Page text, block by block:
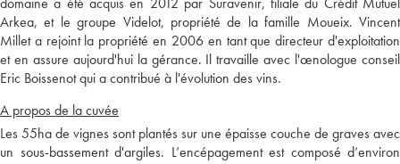
Arkea, et le groupe Videlot, propriété de la famille Moueix. Vincent
Millet a rejoint la propriété en 2006 en tant que directeur d'exploitation
et en assure aujourd'hui la gérance. Il travaille avec l'œnologue conseil
Eric Boissenot qui a contribué à l'évolution des vins.
A propos de la cuvée
Les 55ha de vignes sont plantés sur une épaisse couche de graves avec
un sous-bassement d'argiles. L’encépagement est composé d’environ